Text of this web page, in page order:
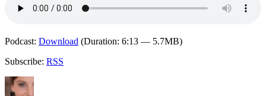
Podcast: Download (Duration: 6:13 — 5.7MB)
Subscribe: RSS
Autor